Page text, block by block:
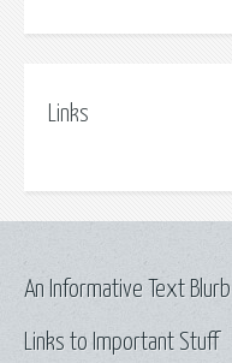
Links
Links to Important Stuff
An Informative Text Blurb